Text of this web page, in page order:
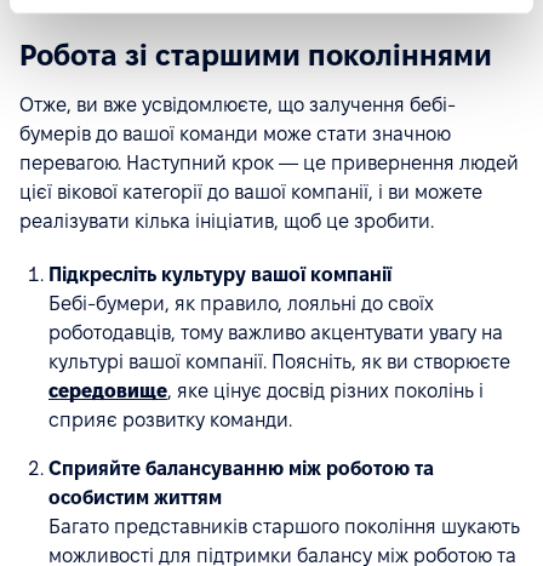
Робота зі старшими поколіннями
Отже, ви вже усвідомлюєте, що залучення бебі-
бумерів до вашої команди може стати значною
перевагою. Наступний крок — це привернення людей
цієї вікової категорії до вашої компанії, і ви можете
реалізувати кілька ініціатив, щоб це зробити.
Підкресліть культуру вашої компанії
Бебі-бумери, як правило, лояльні до своїх
роботодавців, тому важливо акцентувати увагу на
культурі вашої компанії. Поясніть, як ви створюєте
середовище, яке цінує досвід різних поколінь і
сприяє розвитку команди.
Сприяйте балансуванню між роботою та
особистим життям
Багато представників старшого покоління шукають
можливості для підтримки балансу між роботою та